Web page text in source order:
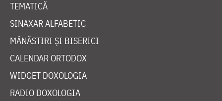
TEMATICĂ
SINAXAR ALFABETIC
MĂNĂSTIRI ȘI BISERICI
CALENDAR ORTODOX
WIDGET DOXOLOGIA
RADIO DOXOLOGIA